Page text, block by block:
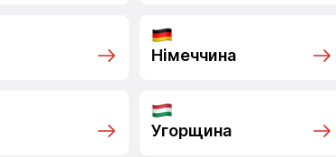
Німеччина
Угорщина